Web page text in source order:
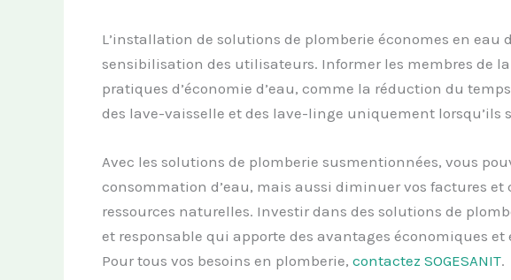
L’installation de solutions de plomberie économes en eau
sensibilisation des utilisateurs. Informer les membres de
pratiques d’économie d’eau, comme la réduction du
des lave-vaisselle et des lave-linge uniquement lorsqu’ils
Avec les solutions de plomberie susmentionnées, vous
consommation d’eau, mais aussi diminuer vos factures
ressources naturelles. Investir dans des solutions de
et responsable qui apporte des avantages économiques
Pour tous vos besoins en plomberie, contactez SOGESANIT.